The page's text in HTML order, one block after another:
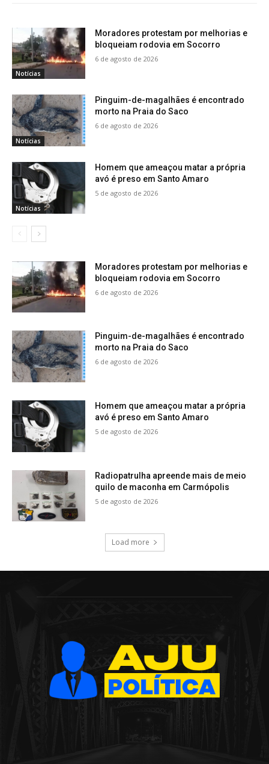
Notícias
Moradores protestam por melhorias e
bloqueiam rodovia em Socorro
6 de agosto de 2026
Notícias
Pinguim-de-magalhães é encontrado
morto na Praia do Saco
6 de agosto de 2026
Notícias
Homem que ameaçou matar a própria
avó é preso em Santo Amaro
5 de agosto de 2026
Moradores protestam por melhorias e
bloqueiam rodovia em Socorro
6 de agosto de 2026
Pinguim-de-magalhães é encontrado
morto na Praia do Saco
6 de agosto de 2026
Homem que ameaçou matar a própria
avó é preso em Santo Amaro
5 de agosto de 2026
Radiopatrulha apreende mais de meio
quilo de maconha em Carmópolis
5 de agosto de 2026
Load more